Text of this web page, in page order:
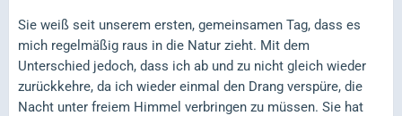
Sie weiß seit unserem ersten, gemeinsamen Tag, dass es
mich regelmäßig raus in die Natur zieht. Mit dem
Unterschied jedoch, dass ich ab und zu nicht gleich wieder
zurückkehre, da ich wieder einmal den Drang verspüre, die
Nacht unter freiem Himmel verbringen zu müssen. Sie hat